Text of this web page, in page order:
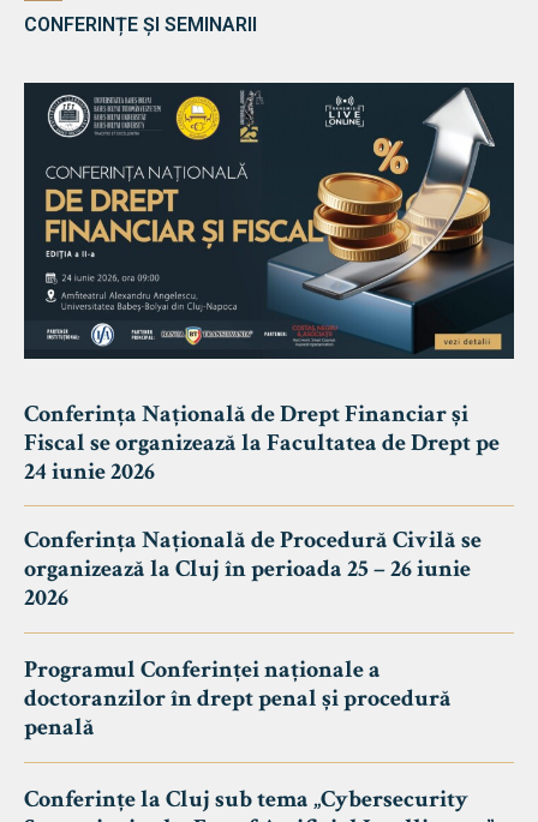
CONFERINȚE ȘI SEMINARII
Conferința Națională de Drept Financiar și
Fiscal se organizează la Facultatea de Drept pe
24 iunie 2026
Conferința Națională de Procedură Civilă se
organizează la Cluj în perioada 25 – 26 iunie
2026
Programul Conferinței naționale a
doctoranzilor în drept penal și procedură
penală
Conferințe la Cluj sub tema „Cybersecurity